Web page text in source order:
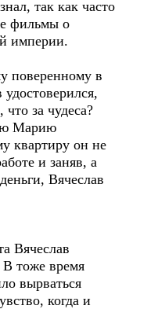
так как часто
фильмы о
империи.
поверенному в
удостоверился,
за чудеса?
Марию
квартиру он не
и заняв, а
Вячеслав
Вячеслав
тоже время
вырваться
когда и